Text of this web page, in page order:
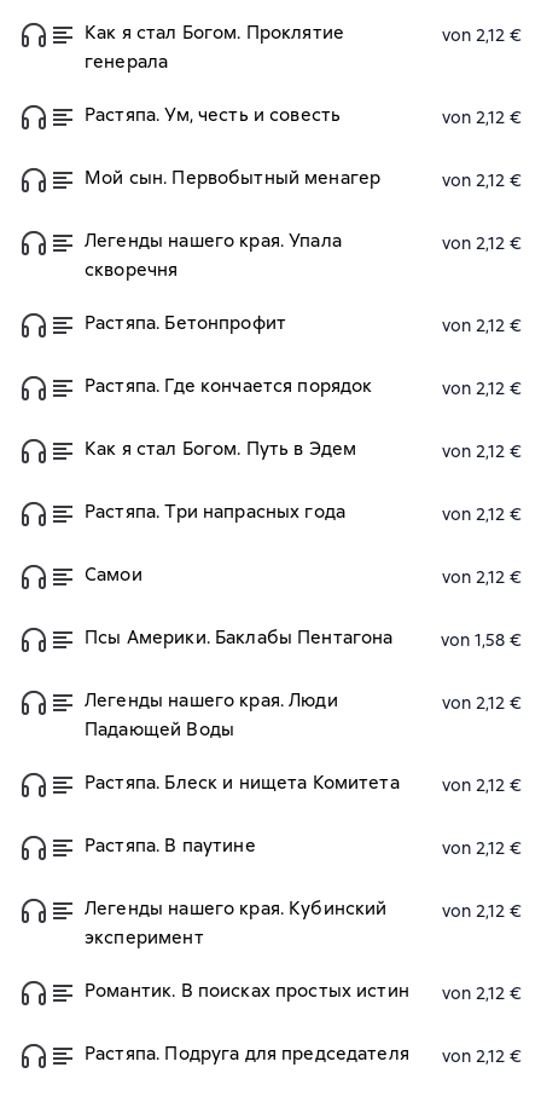
Как я стал Богом. Проклятие
генерала
von 2,12 €
Растяпа. Ум, честь и совесть von 2,12 €
Мой сын. Первобытный менагер von 2,12 €
Легенды нашего края. Упала
скворечня
von 2,12 €
Растяпа. Бетонпрофит von 2,12 €
Растяпа. Где кончается порядок von 2,12 €
Как я стал Богом. Путь в Эдем von 2,12 €
Растяпа. Три напрасных года von 2,12 €
Самои von 2,12 €
Псы Америки. Баклабы Пентагона von 1,58 €
Легенды нашего края. Люди
Падающей Воды
von 2,12 €
Растяпа. Блеск и нищета Комитета von 2,12 €
Растяпа. В паутине von 2,12 €
Легенды нашего края. Кубинский
эксперимент
von 2,12 €
Романтик. В поисках простых истин von 2,12 €
Растяпа. Подруга для председателя von 2,12 €